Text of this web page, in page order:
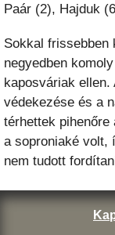
Paár (2), Hajduk
Sokkal frissebben
negyedben
kaposváriak
védekezése és a
térhettek
a soproniaké volt,
nem tudott